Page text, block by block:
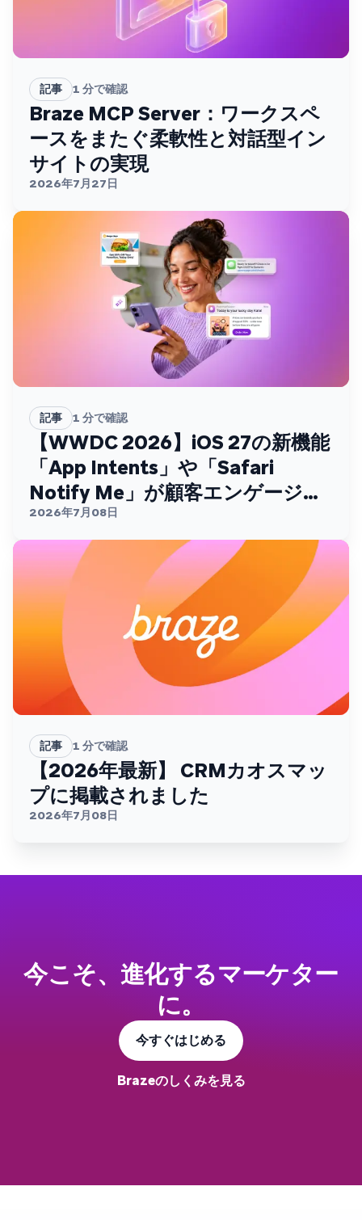
記事 1 分で確認
Braze MCP Server：ワークスペ
ースをまたぐ柔軟性と対話型イン
サイトの実現
2026年7月27日
記事 1 分で確認
【WWDC 2026】iOS 27の新機能
「App Intents」や「Safari
Notify Me」が顧客エンゲージメ
ントを変える
2026年7月08日
記事 1 分で確認
【2026年最新】 CRMカオスマッ
プに掲載されました
2026年7月08日
今こそ、進化するマーケター
に。
今すぐはじめる
Brazeのしくみを見る